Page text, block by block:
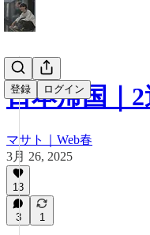
登録 ログイン
日本帰国｜
マサト｜Web春
3月 26, 2025
13
3 1